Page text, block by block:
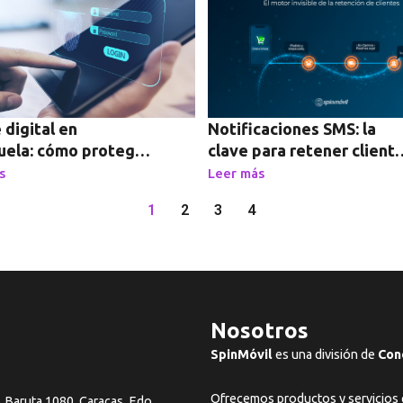
digital en
cómo proteger
con
Notificaciones SMS: la
clave para retener
en Venezuela
Leer más
1 2 3 4
Nosotros
SpinMóviles una división de
Ofrecemos productos y servicios